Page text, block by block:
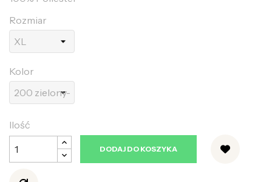
Rozmiar
Kolor
Ilość
DODAJ DO KOSZYKA